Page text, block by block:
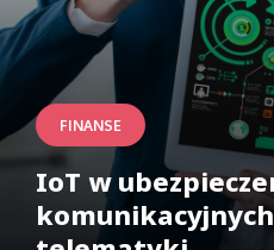
FINANSE
IoT w